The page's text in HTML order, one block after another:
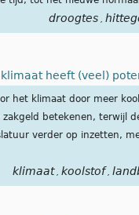
droogtes
heeft (veel)
het klimaat door meer
betekenen, terwijl
verder op inzetten,
klimaat koolstof